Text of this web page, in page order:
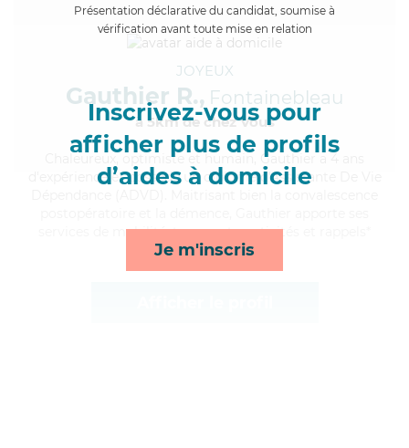
Présentation déclarative du candidat, soumise à
vérification avant toute mise en relation
Inscrivez-vous pour
afficher plus de profils
d’aides à domicile
Je m'inscris
JOYEUX
Gauthier R., Fontainebleau
à 5km de chez Vous
, optimiste et humain, Gauthier a 4 ans
d'expérience et possède un diplôme d'Assistante De Vie
services de mobilité, transports, activités et rappels*